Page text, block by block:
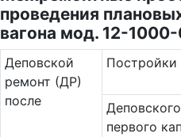
проведения
вагона мод. 12-
Де­повс­кой
ремонт (ДР)
после
Постройки
первого